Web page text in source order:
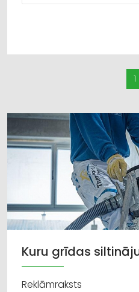
1
Kuru grīdas
Reklāmraksts